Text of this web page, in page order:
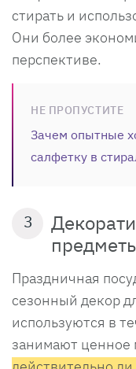
стирать и
Они более
перспективе.
НЕ ПРОПУСТИТЕ
Зачем опытные
салфетку в
3
Праздничная
сезонный декор
используются в
занимают ценное